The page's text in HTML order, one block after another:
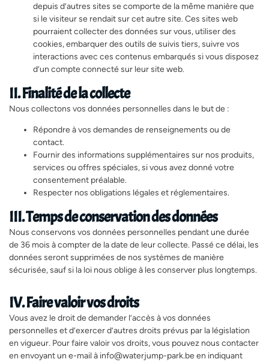
depuis d’autres sites se comporte de la même manière que
si le visiteur se rendait sur cet autre site. Ces sites web
pourraient collecter des données sur vous, utiliser des
cookies, embarquer des outils de suivis tiers, suivre vos
interactions avec ces contenus embarqués si vous disposez
d’un compte connecté sur leur site web.
II. Finalité de la collecte
Nous collectons vos données personnelles dans le but de :
Répondre à vos demandes de renseignements ou de
contact.
Fournir des informations supplémentaires sur nos produits,
services ou offres spéciales, si vous avez donné votre
consentement préalable.
Respecter nos obligations légales et réglementaires.
III. Temps de conservation des données
Nous conservons vos données personnelles pendant une durée
de 36 mois à compter de la date de leur collecte. Passé ce délai, les
données seront supprimées de nos systèmes de manière
sécurisée, sauf si la loi nous oblige à les conserver plus longtemps.
IV. Faire valoir vos droits
Vous avez le droit de demander l’accès à vos données
personnelles et d’exercer d’autres droits prévus par la législation
en vigueur. Pour faire valoir vos droits, vous pouvez nous contacter
en envoyant un e-mail à info@waterjump-park.be en indiquant